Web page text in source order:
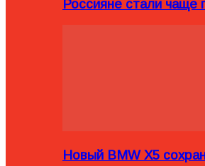
Россияне стали чаще
Новый BMW X5